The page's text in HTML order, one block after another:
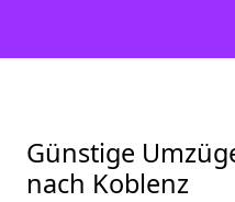
Günstige
nach Koblenz